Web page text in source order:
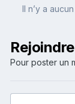
Il n’y a
Pour poster un